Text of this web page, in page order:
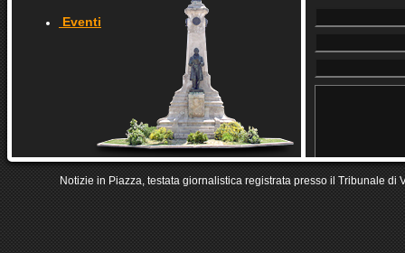
Eventi
Notizie in Piazza, testata giornalistica registrata presso il Tribunale